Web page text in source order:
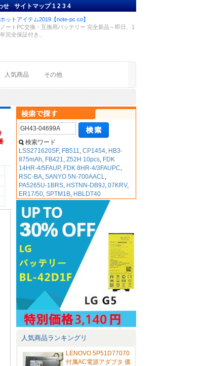
せ サイトマップ 1234
ホットアイテム2019【note-pc.co】
ノートPC交換・互換用バッテリー 完全新品～即日、1
年完全保証付き。
人気商品 その他
検索ワード
LSS271620SF, FB511,CP1454, HB3-
875mAh, FB421,Z52H 10pcs, FDK
14HR-4/5FAUP, FDK 8HR-4/3FAUPC,
RSC-BA,SANYO 5N-700AACL,
PA5265U-1BRS, HSTNN-DB9J,07KRV,
ER17/50,SPTM1B, HBLDT40
人気商品ランキングリ
LENOVO 5P51D77070
付属AC電源アダプタ 価